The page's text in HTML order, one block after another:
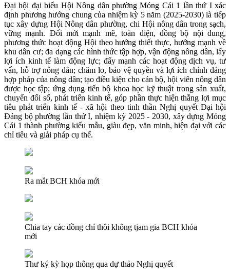
Đại hội đại biểu Hội Nông dân phường Móng Cái 1 lần thứ I xác
định phương hướng chung của nhiệm kỳ 5 năm (2025-2030) là tiếp
tục xây dựng Hội Nông dân phường, chi Hội nông dân trong sạch,
vững mạnh. Đổi mới mạnh mẽ, toàn diện, đồng bộ nội dung,
phương thức hoạt động Hội theo hướng thiết thực, hướng mạnh về
khu dân cư; đa dạng các hình thức tập hợp, vận động nông dân, lấy
lợi ích kinh tế làm động lực; đẩy mạnh các hoạt động dịch vụ, tư
vấn, hỗ trợ nông dân; chăm lo, bảo vệ quyền và lợi ích chính đáng
hợp pháp của nông dân; tạo điều kiện cho cán bộ, hội viên nông dân
được học tập; ứng dụng tiến bộ khoa học kỹ thuật trong sản xuất,
chuyển đổi số, phát triển kinh tế, góp phần thực hiện thắng lợi mục
tiêu phát triển kinh tế - xã hội theo tinh thần Nghị quyết Đại hội
Đảng bộ phường lần thứ I, nhiệm kỳ 2025 - 2030, xây dựng Móng
Cái 1 thành phường kiểu mẫu, giàu đẹp, văn minh, hiện đại với các
chỉ tiêu và giải pháp cụ thể.
Ra mắt BCH khóa mới
Chia tay các đồng chí thôi không tjam gia BCH khóa
mới
Thư ký kỳ họp thông qua dự thảo Nghị quyết